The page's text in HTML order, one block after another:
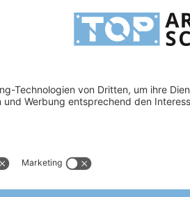
Sie hier. Lassen auch Sie sich von den neuen ruNNex®